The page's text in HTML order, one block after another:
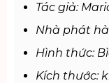
Tác giả:
Nhà phát
Hình thức:
Kích thước: